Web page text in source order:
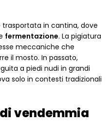
trasportata in cantina, dove
fermentazione. La pigiatura
meccaniche che
il mosto. In passato,
a piedi nudi in grandi
solo in contesti tradizionali
vendemmia